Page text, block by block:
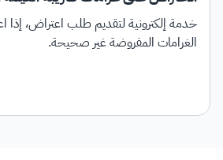
خدمة إلكترونية لتقديم طلب اعتراض، إذا
الغرامات المفروضة غير صحيحة.